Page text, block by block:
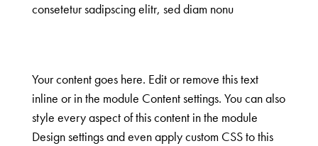
consetetur sadipscing elitr, sed diam nonu
Your content goes here. Edit or remove this text
inline or in the module Content settings. You can also
style every aspect of this content in the module
Design settings and even apply custom CSS to this